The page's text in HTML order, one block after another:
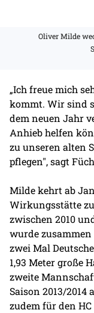
Oliver Milde
„Ich freue mich
kommt. Wir sind
dem neuen Jahr
Anhieb helfen
zu unseren alten
pflegen", sagt
Milde kehrt ab
Wirkungsstätte
zwischen 2010
wurde
zwei Mal
1,93 Meter große
zweite
Saison 2013/
zudem für den